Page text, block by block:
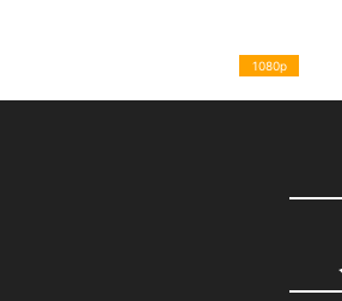
1080p